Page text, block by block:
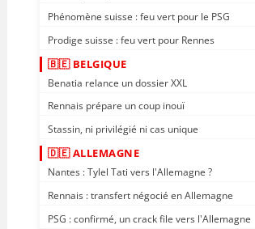
Phénomène suisse : feu vert pour le PSG
Prodige suisse : feu vert pour Rennes
🇧🇪 BELGIQUE
Benatia relance un dossier XXL
Rennais prépare un coup inouï
Stassin, ni privilégié ni cas unique
🇩🇪 ALLEMAGNE
Nantes : Tylel Tati vers l'Allemagne ?
Rennais : transfert négocié en Allemagne
PSG : confirmé, un crack file vers l'Allemagne